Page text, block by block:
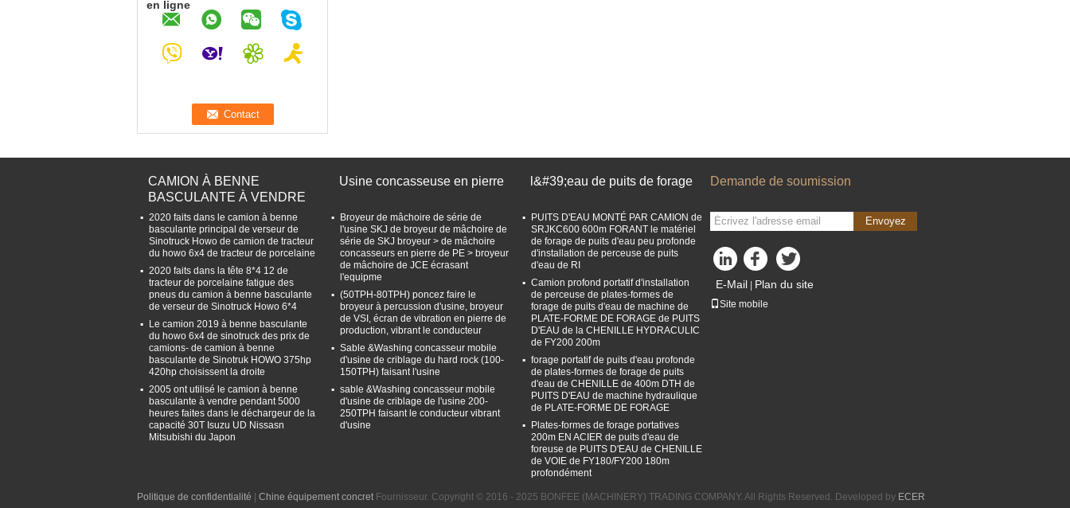
en ligne
CAMION À BENNE
BASCULANTE À VENDRE
2020 faits dans le camion à benne
basculante principal de verseur de
Sinotruck Howo de camion de tracteur
du howo 6x4 de tracteur de porcelaine
2020 faits dans la tête 8*4 12 de
tracteur de porcelaine fatigue des
pneus du camion à benne basculante
de verseur de Sinotruck Howo 6*4
Le camion 2019 à benne basculante
du howo 6x4 de sinotruck des prix de
camions- de camion à benne
basculante de Sinotruk HOWO 375hp
420hp choisissent la droite
2005 ont utilisé le camion à benne
basculante à vendre pendant 5000
heures faites dans le déchargeur de la
capacité 30T Isuzu UD Nissasn
Mitsubishi du Japon
Usine concasseuse en pierre
Broyeur de mâchoire de série de
l'usine SKJ de broyeur de mâchoire de
série de SKJ broyeur > de mâchoire
concasseurs en pierre de PE > broyeur
de mâchoire de JCE écrasant
l'equipme
(50TPH-80TPH) poncez faire le
broyeur à percussion d'usine, broyeur
de VSI, écran de vibration en pierre de
production, vibrant le conducteur
Sable &Washing concasseur mobile
d'usine de criblage du hard rock (100-
150TPH) faisant l'usine
sable &Washing concasseur mobile
d'usine de criblage de l'usine 200-
250TPH faisant le conducteur vibrant
d'usine
l&#39;eau de puits de forage
PUITS D'EAU MONTÉ PAR CAMION de
SRJKC600 600m FORANT le matériel
de forage de puits d'eau peu profonde
d'installation de perceuse de puits
d'eau de RI
Camion profond portatif d'installation
de perceuse de plates-formes de
forage de puits d'eau de machine de
PLATE-FORME DE FORAGE de PUITS
D'EAU de la CHENILLE HYDRACULIC
de FY200 200m
forage portatif de puits d'eau profonde
de plates-formes de forage de puits
d'eau de CHENILLE de 400m DTH de
PUITS D'EAU de machine hydraulique
de PLATE-FORME DE FORAGE
Plates-formes de forage portatives
200m EN ACIER de puits d'eau de
foreuse de PUITS D'EAU de CHENILLE
de VOIE de FY180/FY200 180m
profondément
Demande de soumission
Envoyez
E-Mail | Plan du site
Site mobile
Politique de confidentialité | Chine équipement concret Fournisseur. Copyright © 2016 - 2025 BONFEE (MACHINERY) TRADING COMPANY. All Rights Reserved. Developed by ECER